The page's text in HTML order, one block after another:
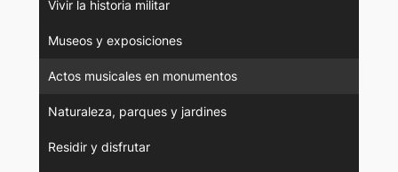
Vivir la historia militar
Museos y exposiciones
Actos musicales en monumentos
Naturaleza, parques y jardines
Residir y disfrutar